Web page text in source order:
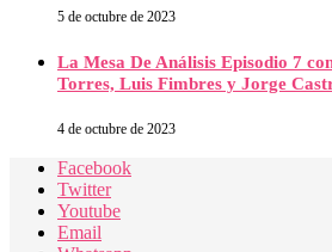
5 de octubre de 2023
La Mesa De Análisis Episodio 7
Torres, Luis Fimbres y Jorge
4 de octubre de 2023
Facebook
Twitter
Youtube
Email